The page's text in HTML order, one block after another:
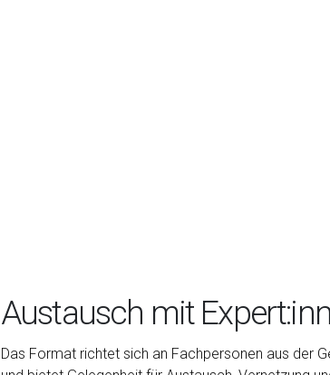
Austausch mit
Das Format richtet sich an Fachpersonen aus der